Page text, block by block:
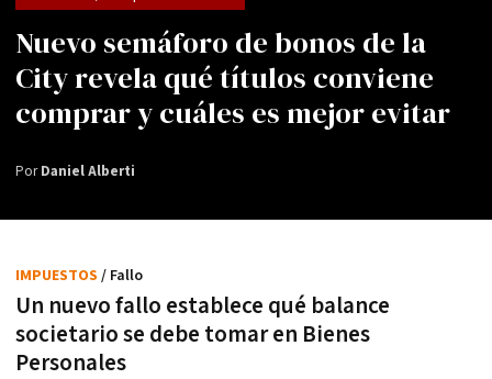
Nuevo semáforo de bonos de la
City revela qué títulos conviene
comprar y cuáles es mejor evitar
PorDaniel Alberti
Un nuevo fallo establece qué balance
societario se debe tomar en Bienes
Personales
IMPUESTOS / Fallo